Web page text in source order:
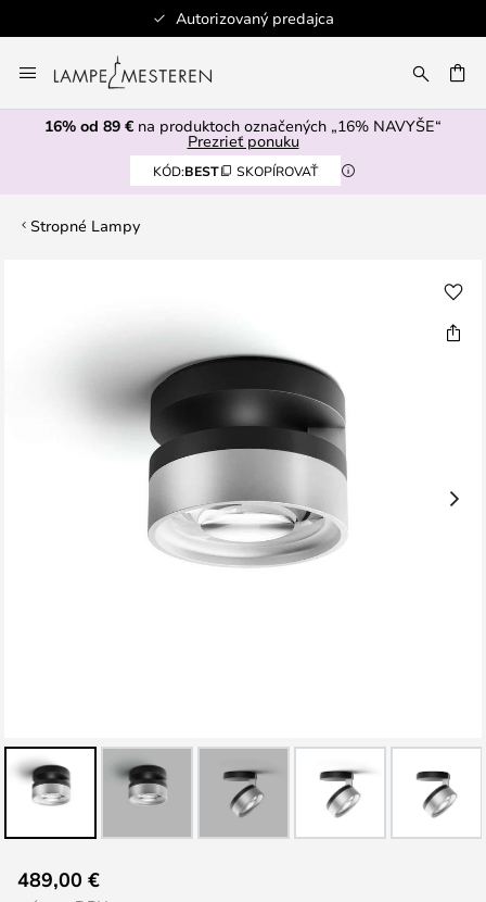
Autorizovaný predajca
to
Content
16% od 89 € na produktoch označených „16% NAVYŠE“
Prezrieť ponuku
KÓD:BEST SKOPÍROVAŤ
Stropné Lampy
na489,00 €